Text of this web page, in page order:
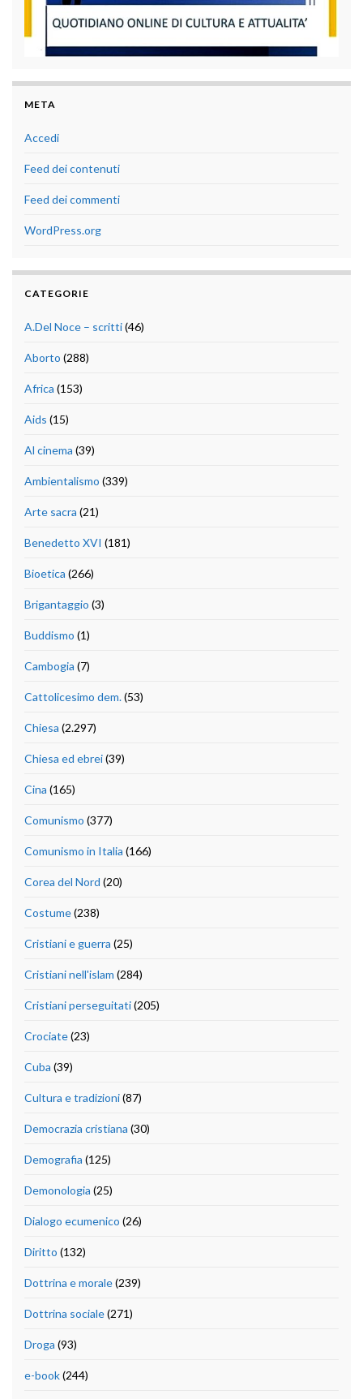
META
Accedi
Feed dei contenuti
Feed dei commenti
WordPress.org
CATEGORIE
A.Del Noce – scritti(46)
Aborto (288)
Africa (153)
Aids (15)
Al cinema (39)
Ambientalismo (339)
Arte sacra (21)
Benedetto XVI (181)
Bioetica (266)
Brigantaggio (3)
Buddismo (1)
Cambogia (7)
Cattolicesimo dem.(53)
Chiesa (2.297)
Chiesa ed ebrei(39)
Cina (165)
Comunismo (377)
Comunismo in Italia (166)
Corea del Nord (20)
Costume(238)
Cristiani e guerra (25)
Cristiani nell'islam (284)
Cristiani perseguitati(205)
Crociate(23)
Cuba (39)
Cultura e tradizioni(87)
Democrazia cristiana (30)
Demografia (125)
Demonologia (25)
Dialogo ecumenico (26)
Diritto (132)
Dottrina e morale(239)
Dottrina sociale(271)
Droga (93)
e-book(244)